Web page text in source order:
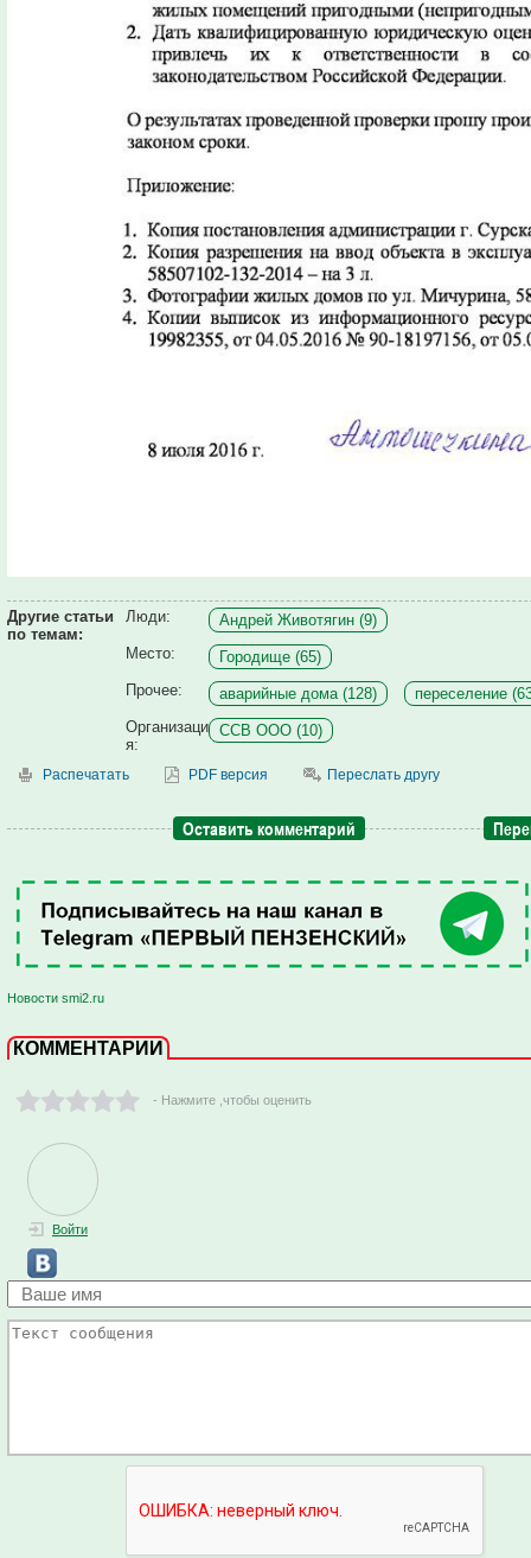
Другие статьи
по темам:
Люди:
Андрей Животягин (9)
Место:
Городище (65)
Прочее:
аварийные дома (128)
переселение
Организаци
я:
ССВ ООО (10)
Распечатать PDF версия Переслать другу
Оставить комментарий
Новости smi2.ru
КОММЕНТАРИИ
- Нажмите ,чтобы оценить
Войти